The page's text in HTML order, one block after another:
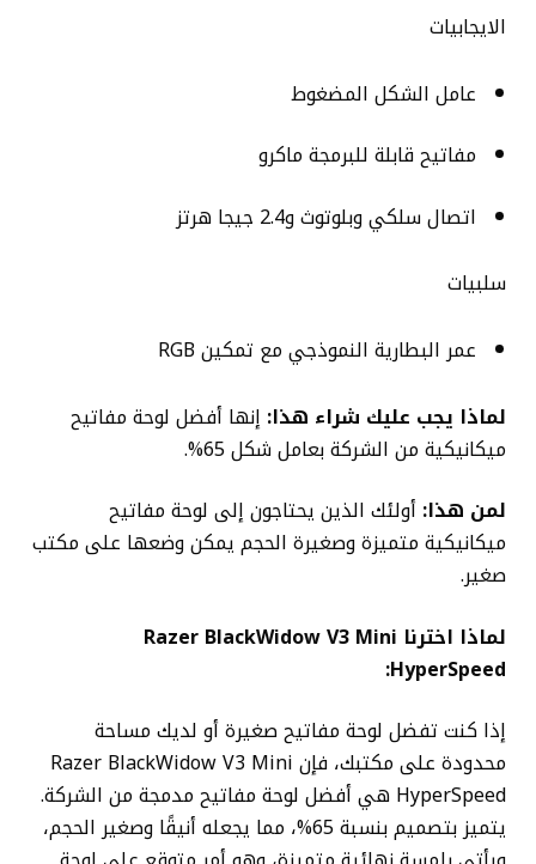
الايجابيات
عامل الشكل المضغوط
مفاتيح قابلة للبرمجة ماكرو
اتصال سلكي وبلوتوث و2.4 جيجا هرتز
سلبيات
عمر البطارية النموذجي مع تمكين RGB
لماذا يجب عليك شراء هذا: إنها أفضل لوحة مفاتيح
ميكانيكية من الشركة بعامل شكل 65%.
لمن هذا: أولئك الذين يحتاجون إلى لوحة مفاتيح
ميكانيكية متميزة وصغيرة الحجم يمكن وضعها على مكتب
صغير.
لماذا اخترنا Razer BlackWidow V3 Mini
HyperSpeed:
إذا كنت تفضل لوحة مفاتيح صغيرة أو لديك مساحة
محدودة على مكتبك، فإن Razer BlackWidow V3 Mini
HyperSpeed ​​هي أفضل لوحة مفاتيح مدمجة من الشركة.
يتميز بتصميم بنسبة 65%، مما يجعله أنيقًا وصغير الحجم،